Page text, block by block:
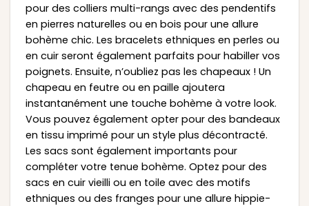
pour des colliers multi-rangs avec des pendentifs
en pierres naturelles ou en bois pour une allure
bohème chic. Les bracelets ethniques en perles ou
en cuir seront également parfaits pour habiller vos
poignets. Ensuite, n’oubliez pas les chapeaux ! Un
chapeau en feutre ou en paille ajoutera
instantanément une touche bohème à votre look.
Vous pouvez également opter pour des bandeaux
en tissu imprimé pour un style plus décontracté.
Les sacs sont également importants pour
compléter votre tenue bohème. Optez pour des
sacs en cuir vieilli ou en toile avec des motifs
ethniques ou des franges pour une allure hippie-